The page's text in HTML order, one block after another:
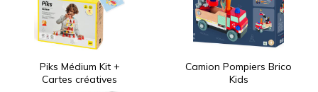
Piks Médium Kit +
Cartes créatives
Camion Pompiers Brico
Kids